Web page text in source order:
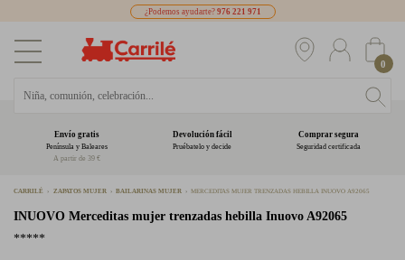
¿Podemos ayudarte? 976 221 971
0
Envío gratis
Península y Baleares
A partir de 39 €
Devolución fácil
Pruébatelo y decide
Comprar segura
Seguridad certificada
CARRILÉ ZAPATOS MUJER BAILARINAS MUJER MERCEDITAS MUJER TRENZADAS HEBILLA INUOVO A92065
INUOVO Merceditas mujer trenzadas hebilla Inuovo A92065
*****